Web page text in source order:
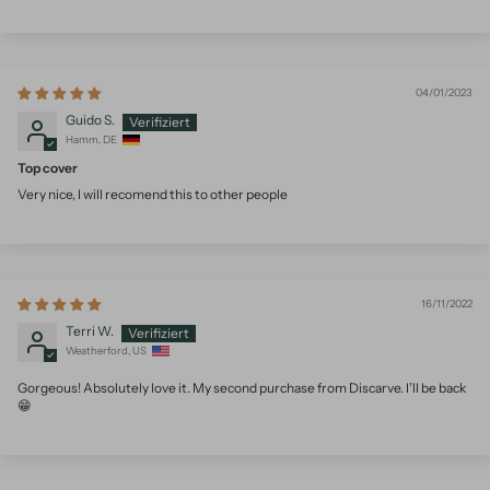
04/01/2023
Guido S.
Hamm, DE
Top cover
Very nice, I will recomend this to other people
16/11/2022
Terri W.
Weatherford, US
Gorgeous! Absolutely love it. My second purchase from Discarve. I’ll be back
😁